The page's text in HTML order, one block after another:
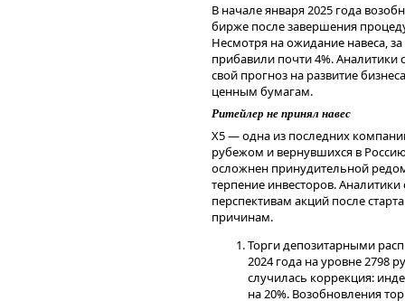
Чистый процентный доход
достигнув 3088,1 млрд
активов. Рост чистых
г.
Чистый комиссионный
2,6% г/г, до 726,8 млрд
прошлого года,
по корпоративным
«СберСпасибо».
Чистая прибыль
1694,2 млрд рублей, при
Сбербанк заработал
больше уровня декабря
Наше мнение
В начале января 2025 года
бирже после завершения
Несмотря на ожидание навеса,
прибавили почти 4%. Аналитики
свой прогноз на развитие
ценным бумагам.
Ритейлер не принял навес
Х5 — одна из последних
рубежом и вернувшихся в
осложнен принудительной
терпение инвесторов.
перспективам акций после
причинам.
Торги депозитарными
2024 года на уровне 2798
случилась коррекция:
на 20%. Возобновления